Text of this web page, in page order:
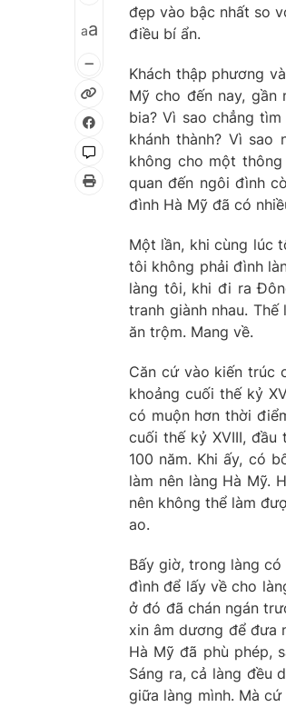
aa
đẹp vào bậc nhất so
điều bí ẩn.
Khách thập phương
Mỹ cho đến nay,
bia? Vì sao chẳng
khánh thành? Vì
không cho một
quan đến ngôi đình
đình Hà Mỹ đã có
Một lần, khi cùng lúc
tôi không phải đình
làng tôi, khi đi ra
tranh giành nhau.
ăn trộm. Mang về.
Căn cứ vào kiến trúc
khoảng cuối thế kỷ
có muộn hơn thời
cuối thế kỷ XVIII,
100 năm. Khi ấy, có
làm nên làng Hà Mỹ.
nên không thể làm
ao.
Bấy giờ, trong làng
đình để lấy về cho
ở đó đã chán ngán
xin âm dương để đưa
Hà Mỹ đã phù phép,
Sáng ra, cả làng đều
giữa làng mình. Mà